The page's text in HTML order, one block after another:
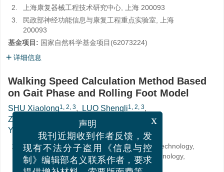
2.
上海康复器械工程技术研究中心, 上海 200093
3.
民政部神经功能信息与康复工程重点实验室, 上海
200093
基金项目: 国家自然科学基金项目(62073224)
详细信息
Walking Speed Calculation Method Based
on Gait Phase and Rolling Foot Model
SHU Xiaolong1, 2, 3, LUO Shengli1, 2, 3,
ZHU Hexiang
MENG Qiaoling 1, 2, 3,
YU Hongliu
1.
Institute of Rehabilitation Engineering and Technology,
University of Shanghai for Science and Technology,
Shanghai 200093, China
声明
我刊近期收到作者反馈，发
现有不法分子盗用《信息与控
制》编辑部名义联系作者，要求